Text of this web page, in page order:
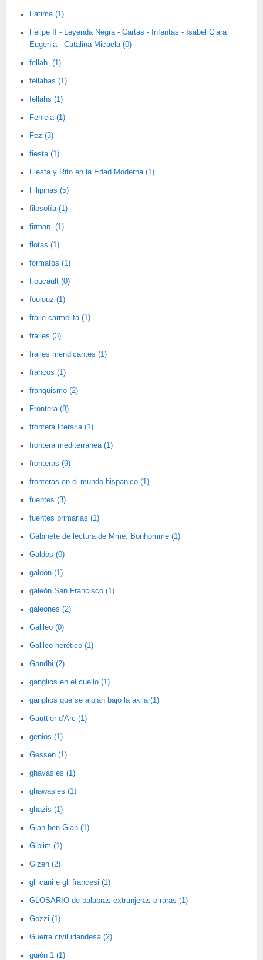
Fátima (1)
Felipe II - Leyenda Negra - Cartas - Infantas - Isabel Clara
Eugenia - Catalina Micaela (0)
fellah. (1)
fellahas (1)
fellahs (1)
Fenicia (1)
Fez (3)
fiesta (1)
Fiesta y Rito en la Edad Moderna (1)
Filipinas (5)
filosofía (1)
firman. (1)
flotas (1)
formatos (1)
Foucault (0)
foulouz (1)
fraile carmelita (1)
frailes (3)
frailes mendicantes (1)
francos (1)
franquismo (2)
Frontera (8)
frontera literaria (1)
frontera mediterránea (1)
fronteras (9)
fronteras en el mundo hispanico (1)
fuentes (3)
fuentes primarias (1)
Gabinete de lectura de Mme. Bonhomme (1)
Galdós (0)
galeón (1)
galeón San Francisco (1)
galeones (2)
Galileo (0)
Galileo herético (1)
Gandhi (2)
ganglios en el cuello (1)
ganglios que se alojan bajo la axila (1)
Gauttier d'Arc (1)
genios (1)
Gessen (1)
ghavasies (1)
ghawasies (1)
ghazis (1)
Gian-ben-Gian (1)
Giblim (1)
Gizeh (2)
gli cani e gli francesi (1)
GLOSARIO de palabras extranjeras o raras (1)
Gozzi (1)
Guerra civil irlandesa (2)
guión 1 (1)